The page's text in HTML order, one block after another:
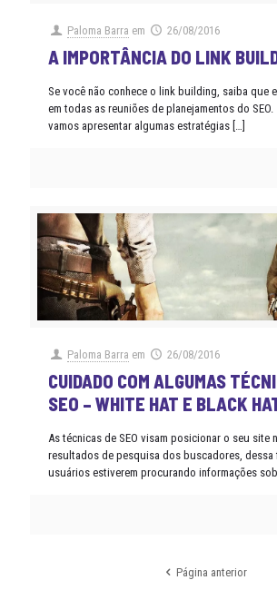
Paloma Barra em 26/08/2016
A IMPORTÂNCIA DO LINK
Se você não conhece o link building, saiba que
em todas as reuniões de planejamentos do
vamos apresentar algumas estratégias […]
Paloma Barra em 26/08/2016
CUIDADO COM ALGUMAS
SEO – WHITE HAT E BLACK
As técnicas de SEO visam posicionar o seu site
resultados de pesquisa dos buscadores, dessa
usuários estiverem procurando informações
Página anterior